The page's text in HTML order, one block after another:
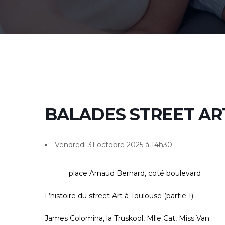
BALADES STREET
Vendredi 31 octobre 2025 à 14h30
place Arnaud Bernard, coté boulevard
L’histoire du street Art à Toulouse (partie 1)
James Colomina, la Truskool, Mlle Cat, Miss Van